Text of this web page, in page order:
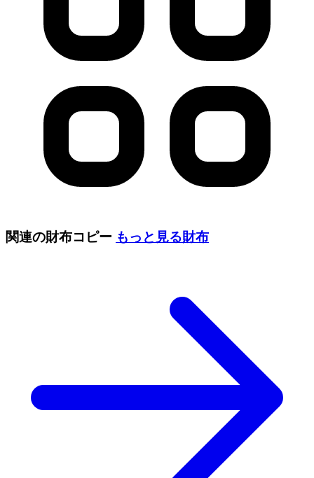
関連の財布コピー もっと見る財布